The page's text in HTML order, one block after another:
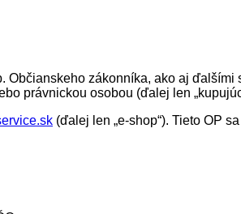
Občianskeho zákonníka, ako aj
právnickou osobou (ďalej len
(ďalej len „e-shop“). Tieto OP